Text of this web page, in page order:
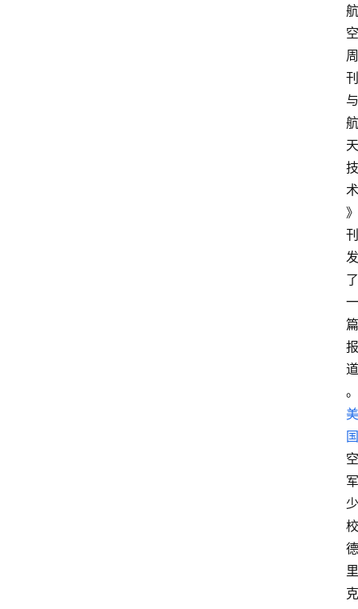
航
空
周
刊
与
航
天
技
术
》
刊
发
了
一
篇
报
道
。
美
国
空
军
少
校
德
里
克